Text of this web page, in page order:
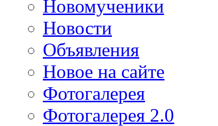
Новомученики
Новости
Объявления
Новое на сайте
Фотогалерея
Фотогалерея 2.0